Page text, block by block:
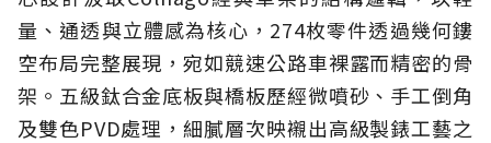
量、通透與立體感為核心，274枚零件透過幾何鏤
空布局完整展現，宛如競速公路車裸露而精密的骨
架。五級鈦合金底板與橋板歷經微噴砂、手工倒角
及雙色PVD處理，細膩層次映襯出高級製錶工藝之